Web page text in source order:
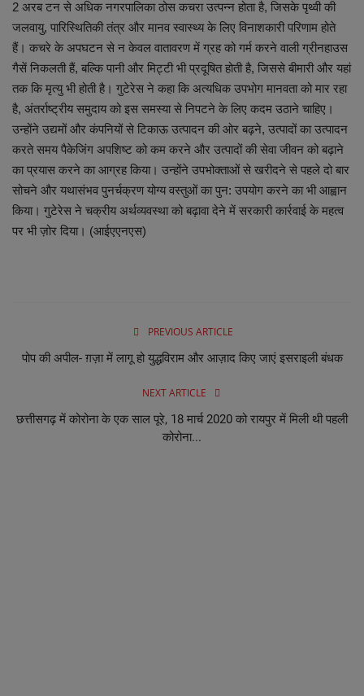
व्यापार
शिक्षा एवं रोजगार
धर्म एवं ज्योतिष
2 अरब टन से अधिक नगरपालिका ठोस कचरा उत्पन्न होता है, जिसके पृथ्वी की
जलवायु, पारिस्थितिकी तंत्र और मानव स्वास्थ्य के लिए विनाशकारी परिणाम होते
हैं। कचरे के अपघटन से न केवल वातावरण में ग्रह को गर्म करने वाली ग्रीनहाउस
गैसें निकलती हैं, बल्कि पानी और मिट्टी भी प्रदूषित होती है, जिससे बीमारी और यहां
तक ​​कि मृत्यु भी होती है। गुटेरेस ने कहा कि अत्यधिक उपभोग मानवता को मार रहा
है, अंतर्राष्ट्रीय समुदाय को इस समस्या से निपटने के लिए कदम उठाने चाहिए।
उन्होंने उद्यमों और कंपनियों से टिकाऊ उत्पादन की ओर बढ़ने, उत्पादों का उत्पादन
करते समय पैकेजिंग अपशिष्ट को कम करने और उत्पादों की सेवा जीवन को बढ़ाने
का प्रयास करने का आग्रह किया। उन्होंने उपभोक्ताओं से खरीदने से पहले दो बार
सोचने और यथासंभव पुनर्चक्रण योग्य वस्तुओं का पुन: उपयोग करने का भी आह्वान
किया। गुटेरेस ने चक्रीय अर्थव्यवस्था को बढ़ावा देने में सरकारी कार्रवाई के महत्व
पर भी ज़ोर दिया। (आईएएनएस)
PREVIOUS ARTICLE
पोप की अपील- ग़ज़ा में लागू हो युद्धविराम और आज़ाद किए जाएं इसराइली बंधक
NEXT ARTICLE
छत्तीसगढ़ में कोरोना के एक साल पूरे, 18 मार्च 2020 को रायपुर में मिली थी पहली
कोरोना...